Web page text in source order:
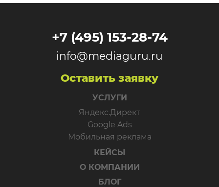
+7 (495) 153-28-74
info@mediaguru.ru
Оставить заявку
УСЛУГИ
Яндекс.Директ
Google Ads
Мобильная реклама
КЕЙСЫ
О КОМПАНИИ
БЛОГ